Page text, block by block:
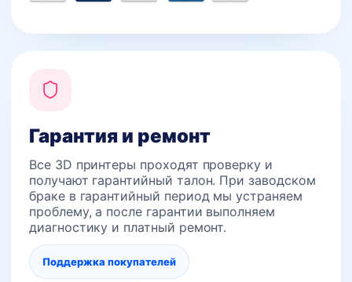
Гарантия и ремонт
Все 3D принтеры проходят проверку и
получают гарантийный талон. При заводском
браке в гарантийный период мы устраняем
проблему, а после гарантии выполняем
диагностику и платный ремонт.
Поддержка покупателей